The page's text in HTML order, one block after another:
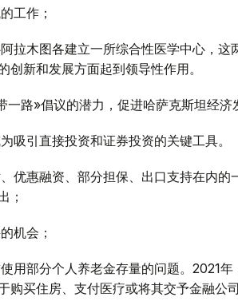
工作；
拉木图各建立一所综合性医学中心，
新和发展方面起到领导性作用。
一路»倡议的潜力，促进哈萨克斯坦经济
吸引直接投资和证券投资的关键工具。
优惠融资、部分担保、出口支持在内
；
机会；
用部分个人养老金存量的问题。2021
购买住房、支付医疗或将其交予金融公